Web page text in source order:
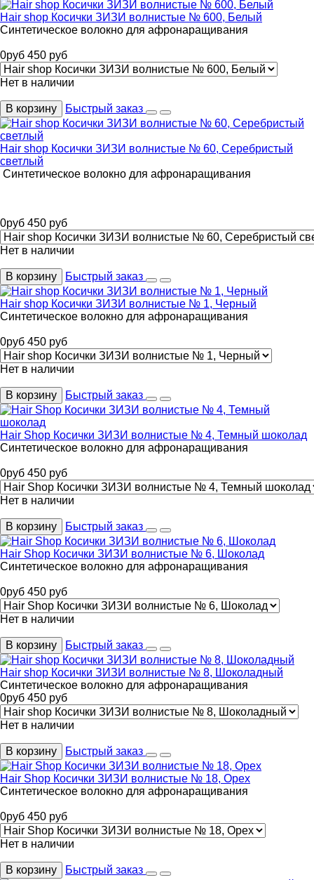
Hair shop Косички ЗИЗИ волнистые № 600, Белый
Синтетическое волокно для афронаращивания
0руб 450 руб
Нет в наличии
В корзину Быстрый заказ
Hair shop Косички ЗИЗИ волнистые № 60, Серебристый
светлый
Синтетическое волокно для афронаращивания
0руб 450 руб
Нет в наличии
В корзину Быстрый заказ
Hair shop Косички ЗИЗИ волнистые № 1, Черный
Синтетическое волокно для афронаращивания
0руб 450 руб
Нет в наличии
В корзину Быстрый заказ
Hair Shop Косички ЗИЗИ волнистые № 4, Темный шоколад
Синтетическое волокно для афронаращивания
0руб 450 руб
Нет в наличии
В корзину Быстрый заказ
Hair Shop Косички ЗИЗИ волнистые № 6, Шоколад
Синтетическое волокно для афронаращивания
0руб 450 руб
Нет в наличии
В корзину Быстрый заказ
Hair shop Косички ЗИЗИ волнистые № 8, Шоколадный
Синтетическое волокно для афронаращивания
0руб 450 руб
Нет в наличии
В корзину Быстрый заказ
Hair Shop Косички ЗИЗИ волнистые № 18, Орех
Синтетическое волокно для афронаращивания
0руб 450 руб
Нет в наличии
В корзину Быстрый заказ